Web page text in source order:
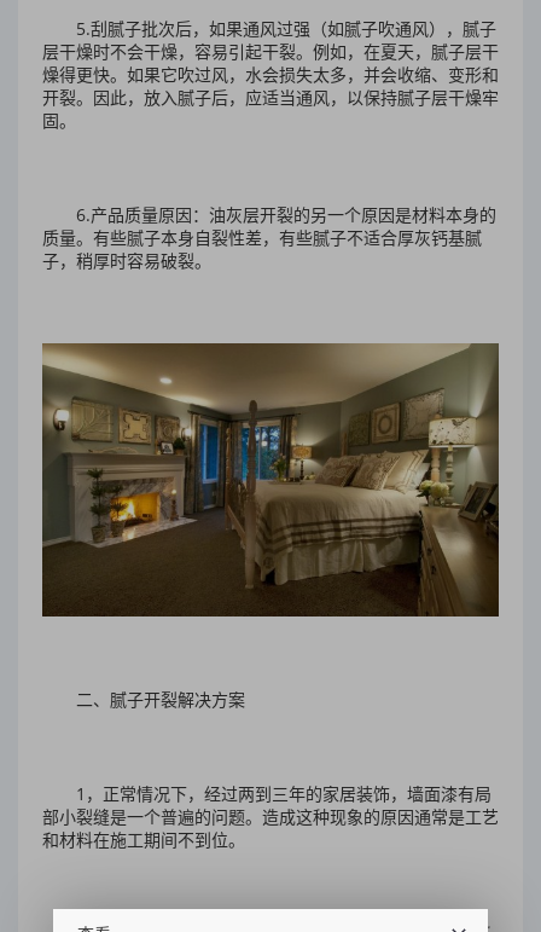
5.刮腻子批次后，如果通风过强（如腻子吹通风），腻子
层干燥时不会干燥，容易引起干裂。例如，在夏天，腻子层干
燥得更快。如果它吹过风，水会损失太多，并会收缩、变形和
开裂。因此，放入腻子后，应适当通风，以保持腻子层干燥牢
固。
6.产品质量原因：油灰层开裂的另一个原因是材料本身的
质量。有些腻子本身自裂性差，有些腻子不适合厚灰钙基腻
子，稍厚时容易破裂。
二、腻子开裂解决方案
1，正常情况下，经过两到三年的家居装饰，墙面漆有局
部小裂缝是一个普遍的问题。造成这种现象的原因通常是工艺
和材料在施工期间不到位。